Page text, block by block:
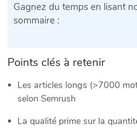
Gagnez du temps en lisant
sommaire :
Points clés à retenir
Les articles longs (>7000
selon Semrush
La qualité prime sur la